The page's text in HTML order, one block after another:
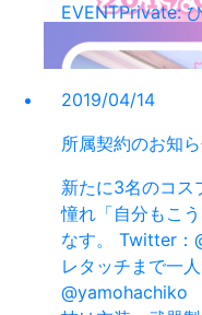
EVENTPrivate:
2019/04/14
所属契約のお知
新たに3名のコス
憧れ「自分もこ
なす。 Twitter：
レタッチまで一
@yamohachiko